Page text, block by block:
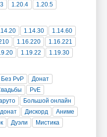
1.20.4
1.20.5
1.14.30
1.14.60
1.16.220
1.16.221
1.19.22
1.19.30
Без PvP
Донат
PvE
Большой онлайн
Дискорд
Аниме
Дуэли
Мистика